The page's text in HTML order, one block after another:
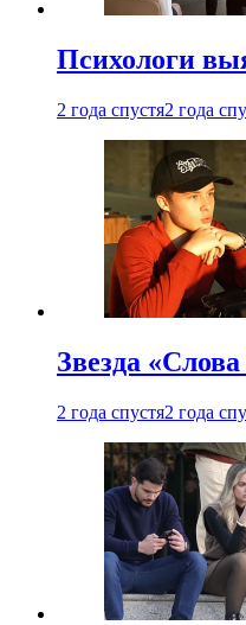
Психологи
2 года спустя2 года
Звезда
2 года спустя2 года